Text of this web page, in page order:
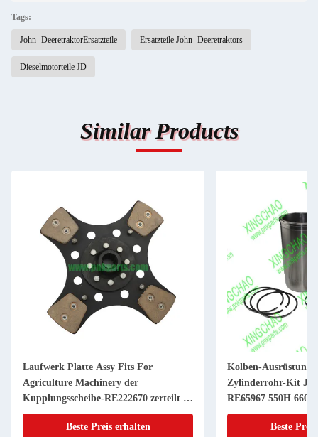
Tags:
John- DeeretraktorErsatzteile Ersatzteile John- Deeretraktors
Dieselmotorteile JD
Similar Products
Laufwerk Platte Assy Fits For
Agriculture Machinery der
Kupplungsscheibe-RE222670 zerteilt 11
Zoll 20 KEIL
Beste Preis erhalten
Kolben-Ausrüstung
Zylinderrohr-Kit JDs
RE65967 550H 6603
Powerthch Turbo
Beste